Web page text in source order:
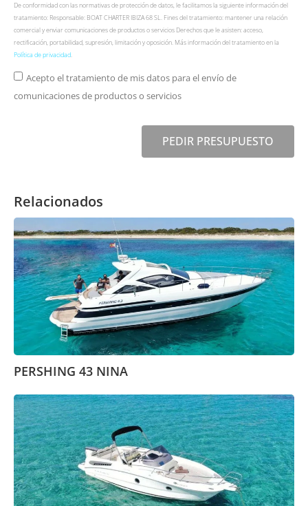
De conformidad con las normativas de protección de datos, le facilitamos la siguiente información del
tratamiento: Responsable: BOAT CHARTER IBIZA 68 SL. Fines del tratamiento: mantener una relación
comercial y enviar comunicaciones de productos o servicios Derechos que le asisten: acceso,
rectificación, portabilidad, supresión, limitación y oposición. Más información del tratamiento en la
Política de privacidad.
Acepto el tratamiento de mis datos para el envío de
comunicaciones de productos o servicios
PEDIR PRESUPUESTO
Relacionados
PERSHING 43 NINA